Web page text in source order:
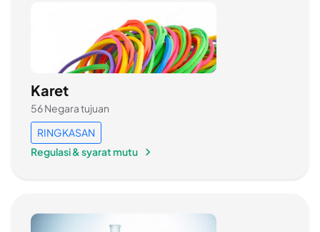
Karet
56 Negara tujuan
RINGKASAN
Regulasi & syarat mutu